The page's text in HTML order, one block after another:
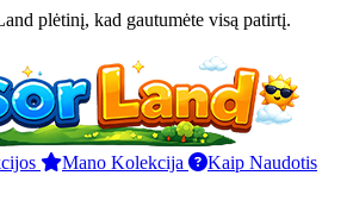
plėtinį, kad gautumėte visą patirtį.
Mano Kolekcija
Kaip Naudotis